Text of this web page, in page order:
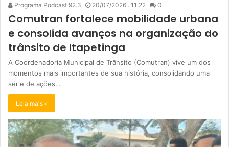
Programa Podcast 92.3 20/07/2026 . 11:22 0
Comutran fortalece mobilidade urbana
e consolida avanços na organização do
trânsito de Itapetinga
A Coordenadoria Municipal de Trânsito (Comutran) vive um dos
momentos mais importantes de sua história, consolidando uma
série de ações…
Leia mais »